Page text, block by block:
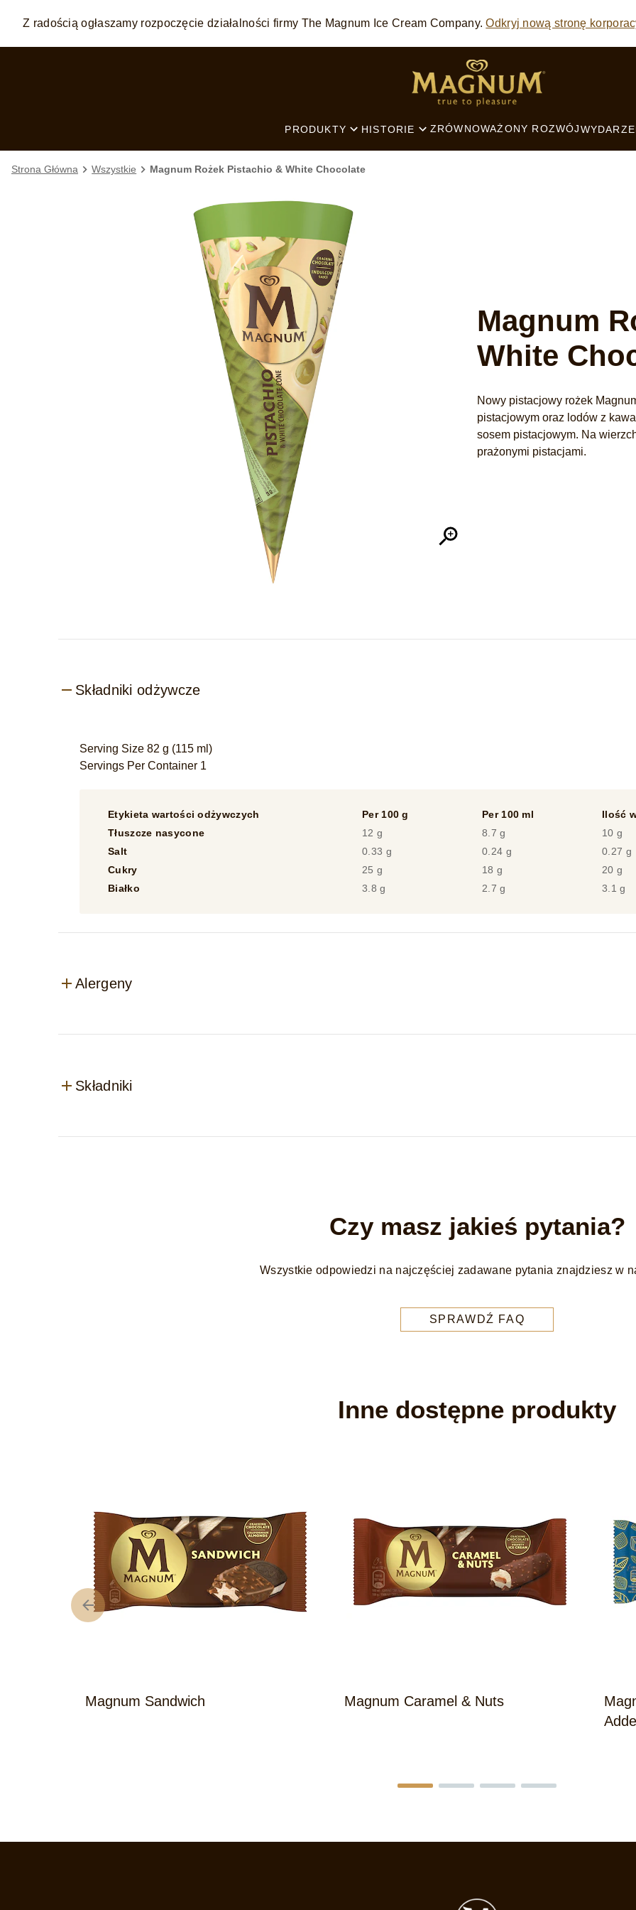
Skip to: MAIN CONTENT FOOTER SEARCH
Z radością ogłaszamy rozpoczęcie działalności firmy The Magnum Ice Cream Company. Odkryj nową stronę
PRODUKTY HISTORIE ZRÓWNOWAŻONY ROZWÓJ
Strona Główna Wszystkie Magnum Rożek Pistachio & White Chocolate
Magnum
White
Nowy pistacjowy rożek
pistacjowym oraz lodów z
sosem pistacjowym. Na
prażonymi pistacjami.
Składniki odżywcze
Serving Size 82 g (115 ml)
Servings Per Container 1
Etykieta wartości odżywczych Per 100 g Per 100 ml Ilość
Tłuszcze nasycone
12 g 8.7 g 10 g
Salt
0.33 g 0.24 g 0.27 g
Cukry
25 g 18 g 20 g
Białko
3.8 g 2.7 g 3.1 g
Alergeny
Składniki
Czy masz jakieś pytania?
Wszystkie odpowiedzi na najczęściej zadawane pytania znajdziesz w
SPRAWDŹ FAQ
Inne dostępne produkty
Magnum Sandwich Magnum Caramel & Nuts